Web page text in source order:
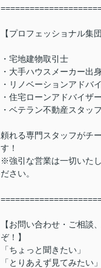
【プロフェッショナル集
・宅地建物取引士
・大手ハウスメーカー出
・リノベーションアドバ
・住宅ローンアドバイザー
・ベテラン不動産スタッフ
頼れる専門スタッフがチ
す！
※強引な営業は一切いた
ださい。
【お問い合わせ・ご相談
ぞ！】
「ちょっと聞きたい」
「とりあえず見てみたい」